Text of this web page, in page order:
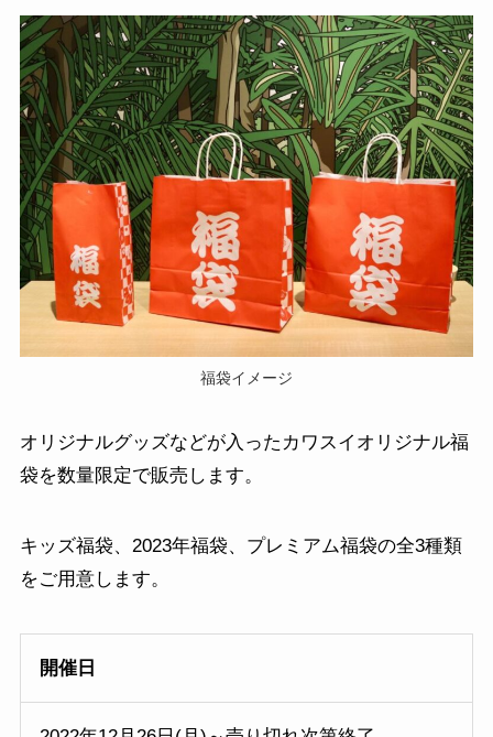
福袋イメージ
オリジナルグッズなどが入ったカワスイオリジナル福
袋を数量限定で販売します。
キッズ福袋、2023年福袋、プレミアム福袋の全3種類
をご用意します。
開催日